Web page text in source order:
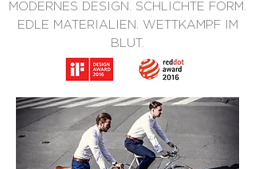
MODERNES DESIGN. SCHLICHTE FORM.
EDLE MATERIALIEN. WETTKAMPF IM
BLUT.